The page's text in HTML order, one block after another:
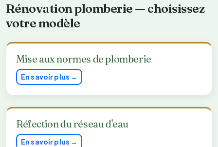
Rénovation plomberie — choisissez
votre modèle
Mise aux normes de plomberie
En savoir plus →
Réfection du réseau d'eau
En savoir plus →